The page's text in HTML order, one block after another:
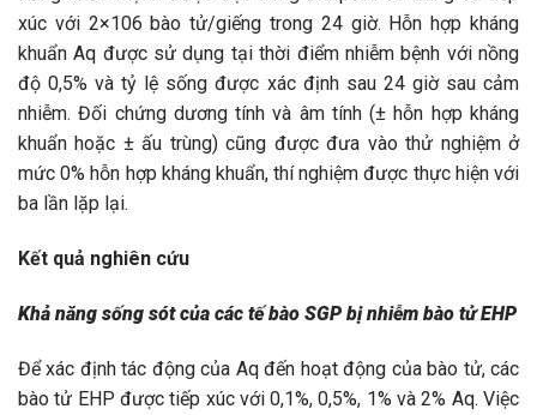
xúc với 2×106 bào tử/giếng trong 24 giờ. Hỗn hợp kháng
khuẩn Aq được sử dụng tại thời điểm nhiễm bệnh với nồng
độ 0,5% và tỷ lệ sống được xác định sau 24 giờ sau cảm
nhiễm. Đối chứng dương tính và âm tính (± hỗn hợp kháng
khuẩn hoặc ± ấu trùng) cũng được đưa vào thử nghiệm ở
mức 0% hỗn hợp kháng khuẩn, thí nghiệm được thực hiện với
ba lần lặp lại.
Kết quả nghiên cứu
Khả năng sống sót của các tế bào SGP bị nhiễm bào tử EHP
Để xác định tác động của Aq đến hoạt động của bào tử, các
bào tử EHP được tiếp xúc với 0,1%, 0,5%, 1% và 2% Aq. Việc